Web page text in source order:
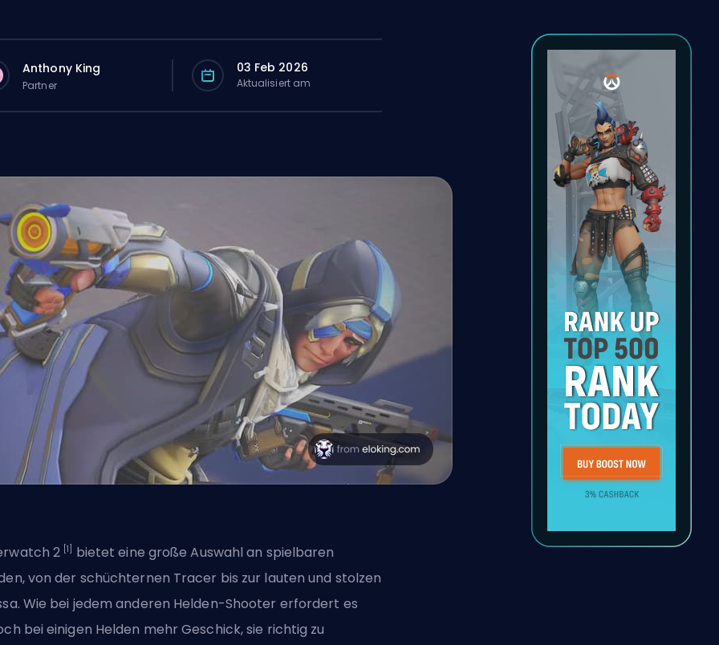
Anthony King
Partner
03 Feb 2026
Aktualisiert am
2 [1]
bietet eine große Auswahl an spielbaren
, von der schüchternen Tracer bis zur lauten und stolzen
Wie bei jedem anderen Helden-Shooter erfordert es
bei einigen Helden mehr Geschick, sie richtig zu